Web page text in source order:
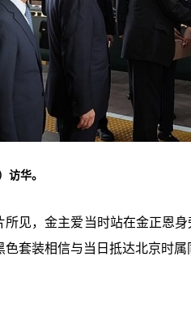
访华。
所见，金主爱当时站在金正恩
套装相信与当日抵达北京时属